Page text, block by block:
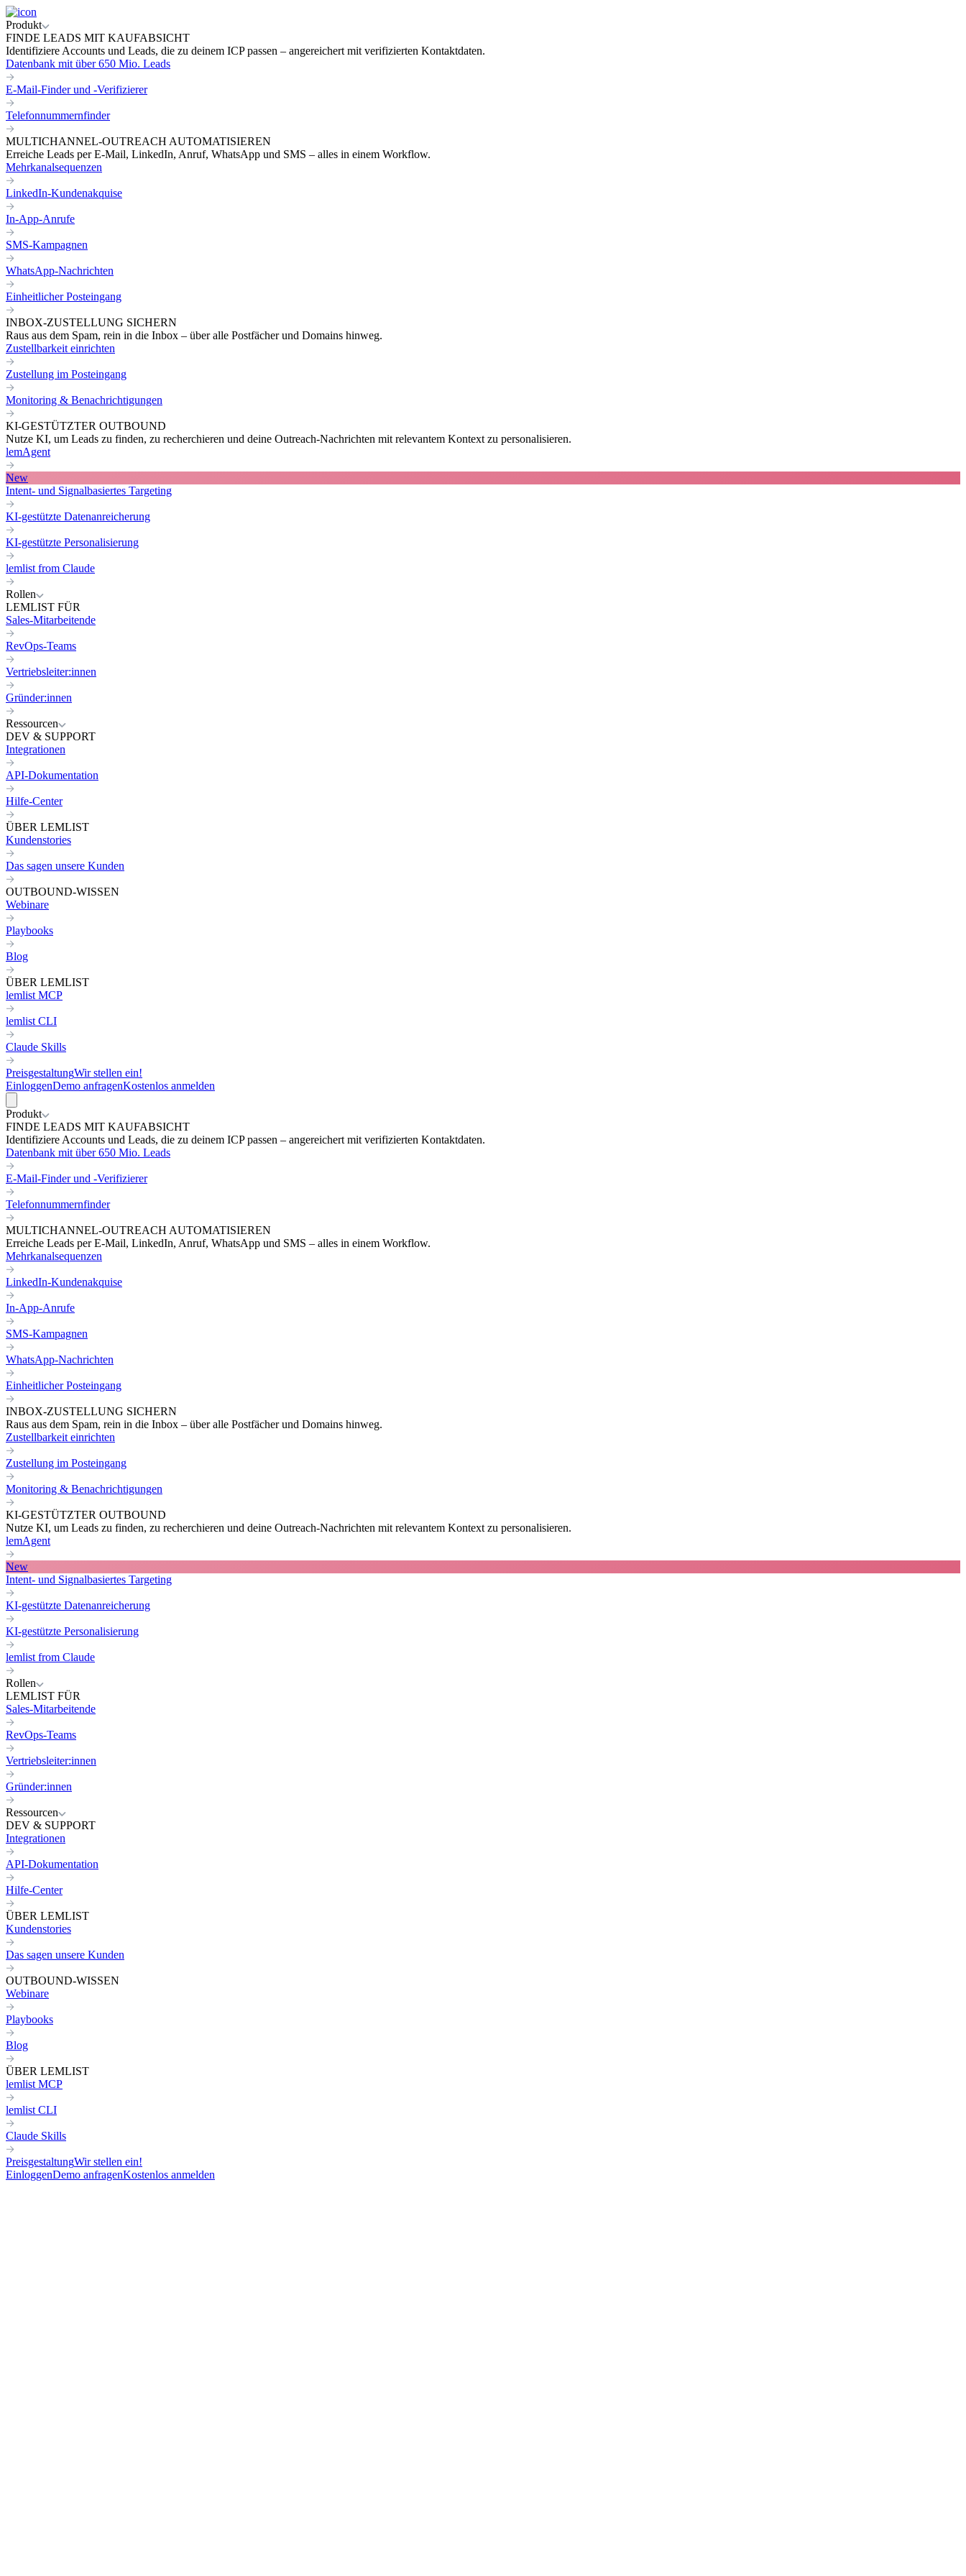
Produkt
FINDE LEADS MIT KAUFABSICHT
Identifiziere Accounts und Leads, die zu deinem ICP passen – angereichert mit verifizierten Kontaktdaten.
Datenbank mit über 650 Mio. Leads
E-Mail-Finder und -Verifizierer
Telefonnummernfinder
MULTICHANNEL-OUTREACH AUTOMATISIEREN
Erreiche Leads per E-Mail, LinkedIn, Anruf, WhatsApp und SMS – alles in einem Workflow.
Mehrkanalsequenzen
LinkedIn-Kundenakquise
In-App-Anrufe
SMS-Kampagnen
WhatsApp-Nachrichten
Einheitlicher Posteingang
INBOX-ZUSTELLUNG SICHERN
Raus aus dem Spam, rein in die Inbox – über alle Postfächer und Domains hinweg.
Zustellbarkeit einrichten
Zustellung im Posteingang
Monitoring & Benachrichtigungen
KI-GESTÜTZTER OUTBOUND
Nutze KI, um Leads zu finden, zu recherchieren und deine Outreach-Nachrichten mit relevantem Kontext zu personalisieren.
lemAgent
New
Intent- und Signalbasiertes Targeting
KI-gestützte Datenanreicherung
KI-gestützte Personalisierung
lemlist from Claude
Rollen
LEMLIST FÜR
Sales-Mitarbeitende
RevOps-Teams
Vertriebsleiter:innen
Gründer:innen
Ressourcen
DEV & SUPPORT
Integrationen
API-Dokumentation
Hilfe-Center
ÜBER LEMLIST
Kundenstories
Das sagen unsere Kunden
OUTBOUND-WISSEN
Webinare
Playbooks
Blog
ÜBER LEMLIST
lemlist MCP
lemlist CLI
Claude Skills
PreisgestaltungWir stellen ein!
EinloggenDemo anfragenKostenlos anmelden
Produkt
FINDE LEADS MIT KAUFABSICHT
Identifiziere Accounts und Leads, die zu deinem ICP passen – angereichert mit verifizierten Kontaktdaten.
Datenbank mit über 650 Mio. Leads
E-Mail-Finder und -Verifizierer
Telefonnummernfinder
MULTICHANNEL-OUTREACH AUTOMATISIEREN
Erreiche Leads per E-Mail, LinkedIn, Anruf, WhatsApp und SMS – alles in einem Workflow.
Mehrkanalsequenzen
LinkedIn-Kundenakquise
In-App-Anrufe
SMS-Kampagnen
WhatsApp-Nachrichten
Einheitlicher Posteingang
INBOX-ZUSTELLUNG SICHERN
Raus aus dem Spam, rein in die Inbox – über alle Postfächer und Domains hinweg.
Zustellbarkeit einrichten
Zustellung im Posteingang
Monitoring & Benachrichtigungen
KI-GESTÜTZTER OUTBOUND
Nutze KI, um Leads zu finden, zu recherchieren und deine Outreach-Nachrichten mit relevantem Kontext zu personalisieren.
lemAgent
New
Intent- und Signalbasiertes Targeting
KI-gestützte Datenanreicherung
KI-gestützte Personalisierung
lemlist from Claude
Rollen
LEMLIST FÜR
Sales-Mitarbeitende
RevOps-Teams
Vertriebsleiter:innen
Gründer:innen
Ressourcen
DEV & SUPPORT
Integrationen
API-Dokumentation
Hilfe-Center
ÜBER LEMLIST
Kundenstories
Das sagen unsere Kunden
OUTBOUND-WISSEN
Webinare
Playbooks
Blog
ÜBER LEMLIST
lemlist MCP
lemlist CLI
Claude Skills
PreisgestaltungWir stellen ein!
EinloggenDemo anfragenKostenlos anmelden